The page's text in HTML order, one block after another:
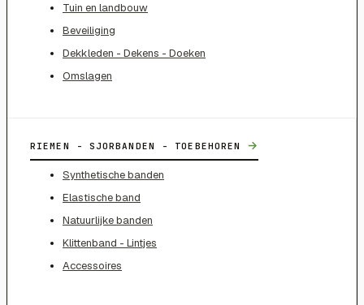
Tuin en landbouw
Beveiliging
Dekkleden - Dekens - Doeken
Omslagen
RIEMEN - SJORBANDEN - TOEBEHOREN →
Synthetische banden
Elastische band
Natuurlijke banden
Klittenband - Lintjes
Accessoires